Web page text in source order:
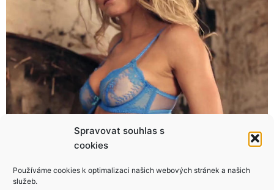
Spravovat souhlas s
cookies
Používáme cookies k optimalizaci našich webových stránek a našich
služeb.